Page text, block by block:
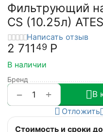
Фильтрующий
CS (10.25л)
Написать отзыв
2 711 49 Р
В наличии
Бренд
+
−
В
Отложить
Стоимость и сроки